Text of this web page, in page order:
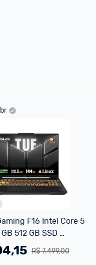
F16 Intel Core 5
512 GB SSD
FHD Mecha Gray -
R$ 7.499,00